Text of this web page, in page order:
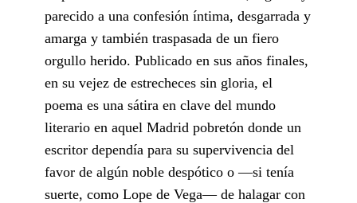
parecido a una confesión íntima, desgarrada y
amarga y también traspasada de un fiero
orgullo herido. Publicado en sus años finales,
en su vejez de estrecheces sin gloria, el
poema es una sátira en clave del mundo
literario en aquel Madrid pobretón donde un
escritor dependía para su supervivencia del
favor de algún noble despótico o —si tenía
suerte, como Lope de Vega— de halagar con